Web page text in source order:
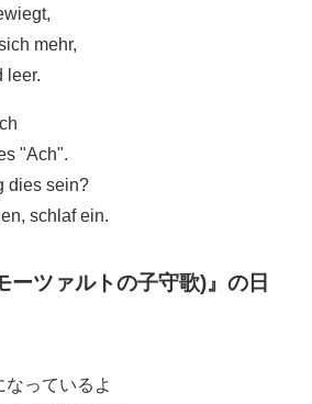
mehr,
leer.
"Ach".
dies sein?
schlaf ein.
ーツァルトの子守歌)』の日
っているよ